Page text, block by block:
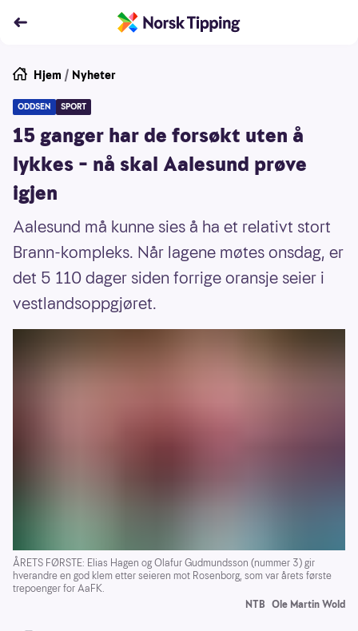
Hjem / Nyheter
ODDSEN SPORT
15 ganger har de forsøkt uten å
lykkes – nå skal Aalesund prøve
igjen
Aalesund må kunne sies å ha et relativt stort
Brann-kompleks. Når lagene møtes onsdag, er
det 5 110 dager siden forrige oransje seier i
vestlandsoppgjøret.
ÅRETS FØRSTE: Elias Hagen og Olafur Gudmundsson (nummer 3) gir
hverandre en god klem etter seieren mot Rosenborg, som var årets første
trepoenger for AaFK.
NTB Ole Martin Wold